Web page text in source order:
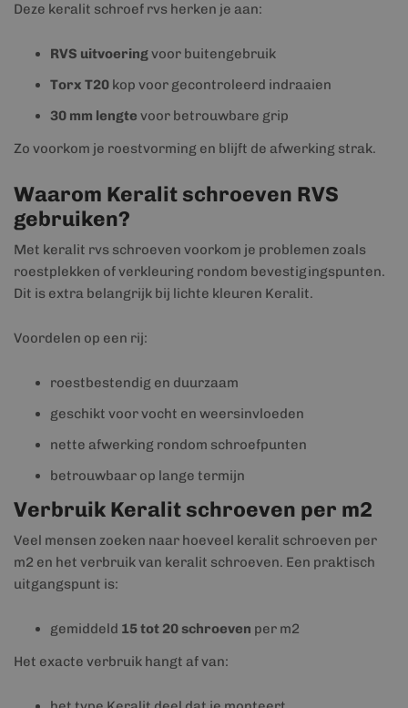
Deze keralit schroef rvs herken je aan:
RVS uitvoeringvoor buitengebruik
Torx T20 kop voor gecontroleerd indraaien
30 mm lengte voor betrouwbare grip
Zo voorkom je roestvorming en blijft de afwerking strak.
Waarom Keralit schroeven RVS
gebruiken?
Met keralit rvs schroeven voorkom je problemen zoals
roestplekken of verkleuring rondom bevestigingspunten.
Dit is extra belangrijk bij lichte kleuren Keralit.
Voordelen op een rij:
roestbestendig en duurzaam
geschikt voor vocht en weersinvloeden
nette afwerking rondom schroefpunten
betrouwbaar op lange termijn
Verbruik Keralit schroeven per m2
Veel mensen zoeken naar hoeveel keralit schroeven per
m2 en het verbruik van keralit schroeven. Een praktisch
uitgangspunt is:
gemiddeld 15 tot 20 schroeven per m2
Het exacte verbruik hangt af van: